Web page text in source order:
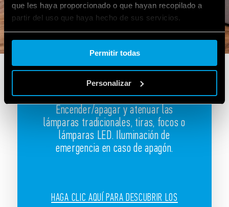
que les haya proporcionado o que hayan recopilado a
partir del uso que haya hecho de sus servicios.
Cookie policy.
Permitir todas
Personalizar
LA ILUMINACIÓN Y LA GESTIÓN DE LA
TEMPERATURA
Encender/apagar y atenuar las
lámparas tradicionales, tiras, focos o
lámparas LED. Iluminación de
emergencia en caso de apagón.
HAGA CLIC AQUÍ PARA DESCUBRIR LOS